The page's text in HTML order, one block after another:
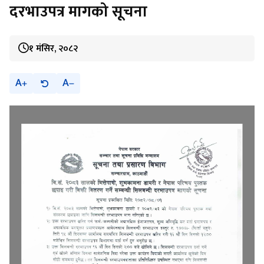
दरभाउपत्र मागको सूचना
१ मंसिर, २०८२
A A